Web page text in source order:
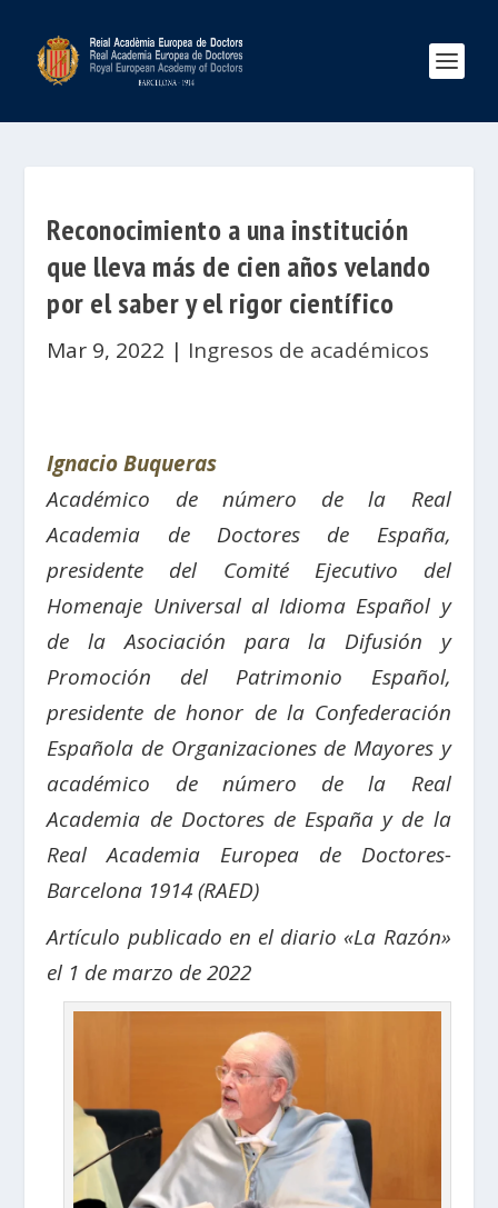
Reconocimiento a una institución
que lleva más de cien años velando
por el saber y el rigor científico
Mar 9, 2022 | Ingresos de académicos
Ignacio Buqueras
Académico de número de la Real
Academia de Doctores de España,
presidente del Comité Ejecutivo del
Homenaje Universal al Idioma Español y
de la
Asociación para la Difusión y
Promoción del Patrimonio Español,
presidente de honor de la Confederación
Española de Organizaciones de Mayores y
académico de número de la Real
Academia de Doctores de España y de la
Real Academia Europea de Doctores-
Barcelona 1914 (RAED)
Artículo publicado en el diario «La Razón»
el 1 de marzo de 2022